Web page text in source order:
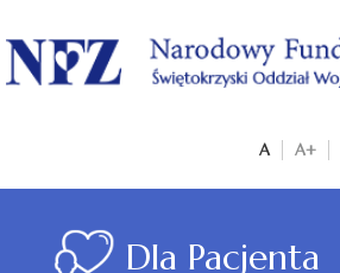
.
A A+
Dla Pacjenta